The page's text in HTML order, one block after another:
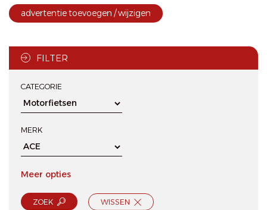
advertentie toevoegen / wijzigen
FILTER
CATEGORIE
MERK
Meer opties
ZOEK WISSEN